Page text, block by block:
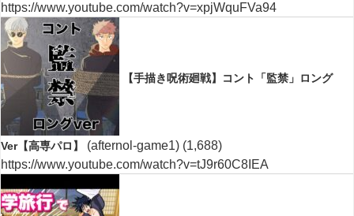
https://www.youtube.com/watch?v=xpjWquFVa94
【手描き呪術廻戦】コント「監禁」ロング
Ver【高専パロ】 (afternol-game1) (1,688)
https://www.youtube.com/watch?v=tJ9r60C8IEA